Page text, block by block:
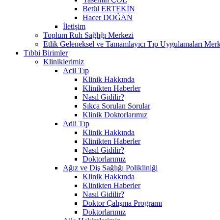
Betül ERTEKİN
Hacer DOĞAN
İletişim
Toplum Ruh Sağlığı Merkezi
Etlik Geleneksel ve Tamamlayıcı Tıp Uygulamaları
Tıbbi Birimler
Kliniklerimiz
Acil Tıp
Klinik Hakkında
Klinikten Haberler
Nasıl Gidilir?
Sıkça Sorulan Sorular
Klinik Doktorlarımız
Adli Tıp
Klinik Hakkında
Klinikten Haberler
Nasıl Gidilir?
Doktorlarımız
Ağız ve Diş Sağlığı Polikliniği
Klinik Hakkında
Klinikten Haberler
Nasıl Gidilir?
Doktor Çalışma Programı
Doktorlarımız